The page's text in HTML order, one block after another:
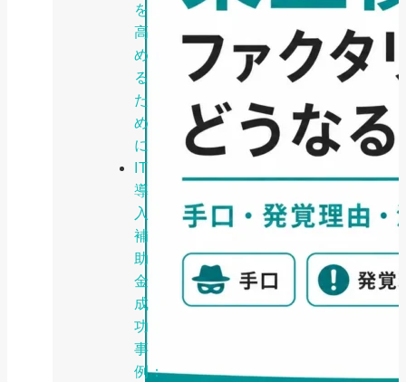
を
高
め
る
た
め
に
IT
導
入
補
助
金
成
功
事
例：